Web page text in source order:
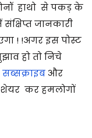
हाथो से पकड़ के
जानकारी
! !अगर इस पोस्ट
हो तो निचे
सब्सक्राइबऔर
कर हमलोगों